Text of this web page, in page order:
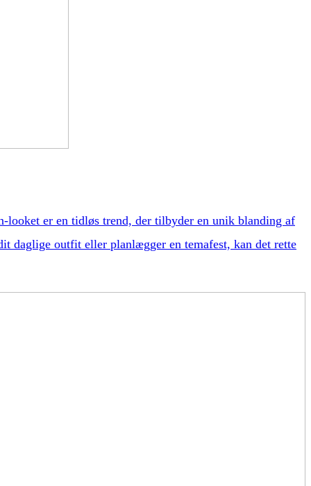
er en tidløs trend, der tilbyder en unik blanding af
daglige outfit eller planlægger en temafest, kan det rette